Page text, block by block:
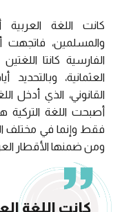
كانت اللغة
والمسلمين، فاتجهت
الفارسية كانتا
العثمانية،
القانوني، الذي أدخل
أصبحت اللغة التركية
فقط وإنما في مختلف
ومن ضمنها الأقطار
كانت اللغة